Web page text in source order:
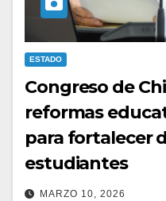
ESTADO
Congreso de
reformas
para fortalecer
estudiantes
MARZO 10, 2026